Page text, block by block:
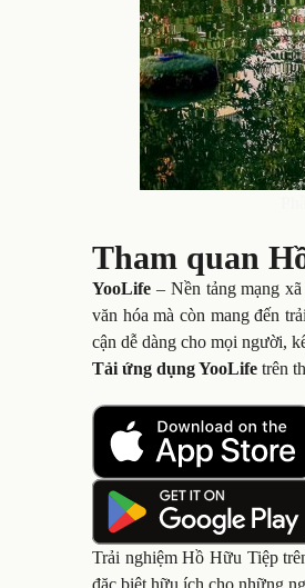
Tham quan
YooLife – Nền tảng mạng
văn hóa mà còn mang đến
cận dễ dàng cho mọi người,
Tải ứng dụng YooLife trên
Trải nghiệm Hồ Hữu Tiệp
đặc biệt hữu ích cho những